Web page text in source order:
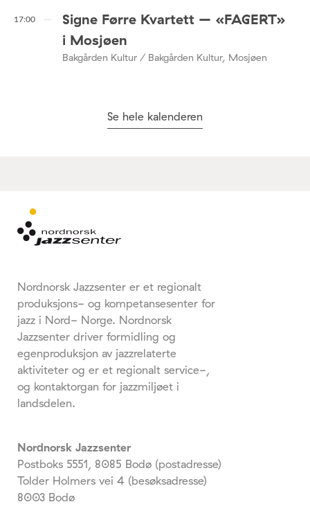
17:00
Signe Førre Kvartett – «FAGERT»
i Mosjøen
Bakgården Kultur / Bakgården Kultur, Mosjøen
Se hele kalenderen
Nordnorsk Jazzsenter er et regionalt
produksjons- og kompetansesenter for
jazz i Nord- Norge. Nordnorsk
Jazzsenter driver formidling og
egenproduksjon av jazzrelaterte
aktiviteter og er et regionalt service-,
og kontaktorgan for jazzmiljøet i
landsdelen.
Nordnorsk Jazzsenter
Postboks 5551, 8085 Bodø (postadresse)
Tolder Holmers vei 4 (besøksadresse)
8003 Bodø